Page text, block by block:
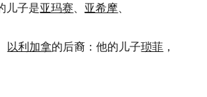
儿子是亚玛赛、 亚希摩、
以利加拿的后裔：他的儿子琐菲 ，